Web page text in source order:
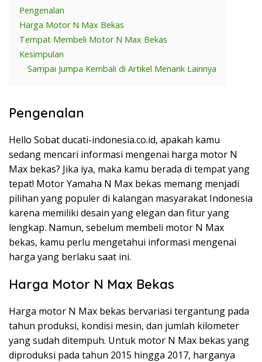
Pengenalan
Harga Motor N Max Bekas
Tempat Membeli Motor N Max Bekas
Kesimpulan
Sampai Jumpa Kembali di Artikel Menarik Lainnya
Pengenalan
Hello Sobat ducati-indonesia.co.id, apakah kamu
sedang mencari informasi mengenai harga motor N
Max bekas? Jika iya, maka kamu berada di tempat yang
tepat! Motor Yamaha N Max bekas memang menjadi
pilihan yang populer di kalangan masyarakat Indonesia
karena memiliki desain yang elegan dan fitur yang
lengkap. Namun, sebelum membeli motor N Max
bekas, kamu perlu mengetahui informasi mengenai
harga yang berlaku saat ini.
Harga Motor N Max Bekas
Harga motor N Max bekas bervariasi tergantung pada
tahun produksi, kondisi mesin, dan jumlah kilometer
yang sudah ditempuh. Untuk motor N Max bekas yang
diproduksi pada tahun 2015 hingga 2017, harganya